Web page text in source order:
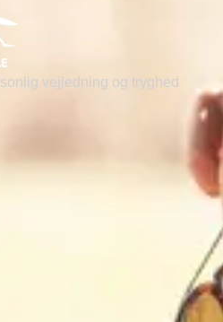
vejledning og tryghed